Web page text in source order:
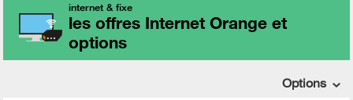
internet & fixe
les offres Internet Orange et
options
Options